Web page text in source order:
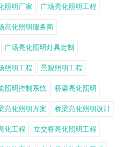
照明厂家 广场亮化照明工程
亮化照明服务商
广场亮化照明灯具定制
照明工程 景观照明工程
照明控制系统 桥梁亮化照明
亮化照明方案 桥梁亮化照明设计
化工程 立交桥亮化照明工程